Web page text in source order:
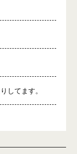
してます。